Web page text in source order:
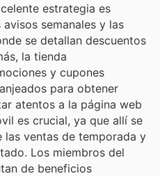
estrategia es
semanales y las
se detallan descuentos
la tienda
y cupones
para obtener
atentos a la página web
es crucial, ya que allí se
las ventas de temporada y
Los miembros del
de beneficios